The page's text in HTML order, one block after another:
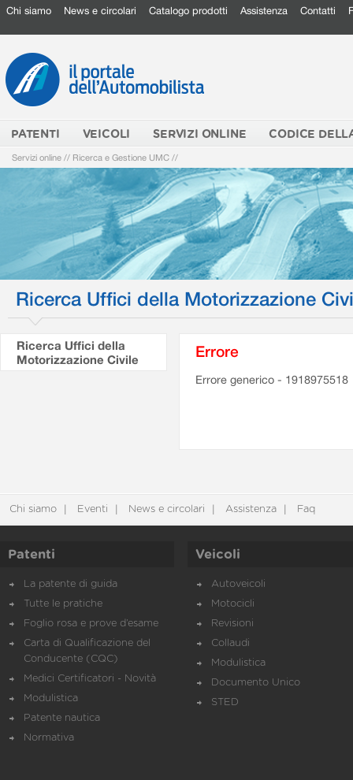
Chi siamo News e circolari Catalogo prodotti Assistenza Contatti
PATENTI VEICOLI SERVIZI ONLINE CODICE
Servizi online // Ricerca e Gestione UMC //
Ricerca Uffici della Motorizzazione
Ricerca Uffici della
Motorizzazione Civile
Errore
Errore generico - 1918975518
Chi siamo Eventi News e circolari Assistenza Faq
Patenti
La patente di guida
Tutte le pratiche
Foglio rosa e prove d’esame
Carta di Qualificazione del
Conducente (CQC)
Medici Certificatori - Novità
Modulistica
Patente nautica
Normativa
Veicoli
Autoveicoli
Motocicli
Revisioni
Collaudi
Modulistica
Documento Unico
STED